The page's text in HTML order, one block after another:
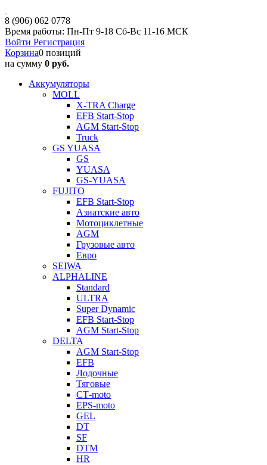
8 (906) 062 0778
Время работы: Пн-Пт 9-18 Сб-Вс 11-16 МСК
Войти Регистрация
Корзина0 позиций
на сумму 0 руб.
Аккумуляторы
MOLL
X-TRA Charge
EFB Start-Stop
AGM Start-Stop
Truck
GS YUASA
GS
YUASA
GS-YUASA
FUJITO
EFB Start-Stop
Азиатские авто
Мотоциклетные
AGM
Грузовые авто
Евро
SEIWA
ALPHALINE
Standard
ULTRA
Super Dynamic
EFB Start-Stop
AGM Start-Stop
DELTA
AGM Start-Stop
EFB
Лодочные
Тяговые
СТ-moto
EPS-moto
GEL
DT
SF
DTM
HR